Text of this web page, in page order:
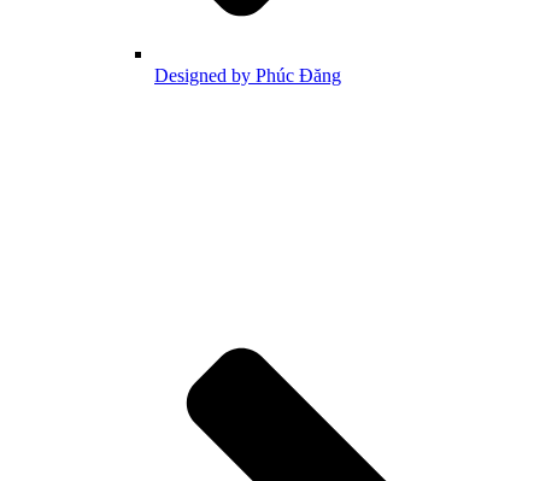
Designed by Phúc Đăng